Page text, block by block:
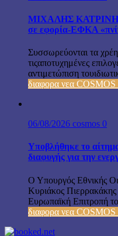
ΜΙΧΑΛΗΣ ΚΑΤΡΙΝΗΣ:
σε εφορία-ΕΦΚΑ
Συσσωρεύονται τα χρέη
τιςαποτυχημένες
αντιμετώπιση
διαφορα νεα
06/08/2026 cosmos 0
Υποβλήθηκε το
διαφυγής για την
Ο Υπουργός Εθνικής
Κυριάκος
Ευρωπαϊκή Επιτροπή
διαφορα νεα